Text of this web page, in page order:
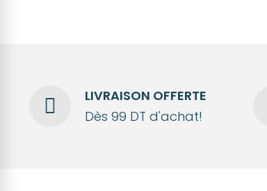
LIVRAISON OFFERTE
Dès 99 DT d'achat!